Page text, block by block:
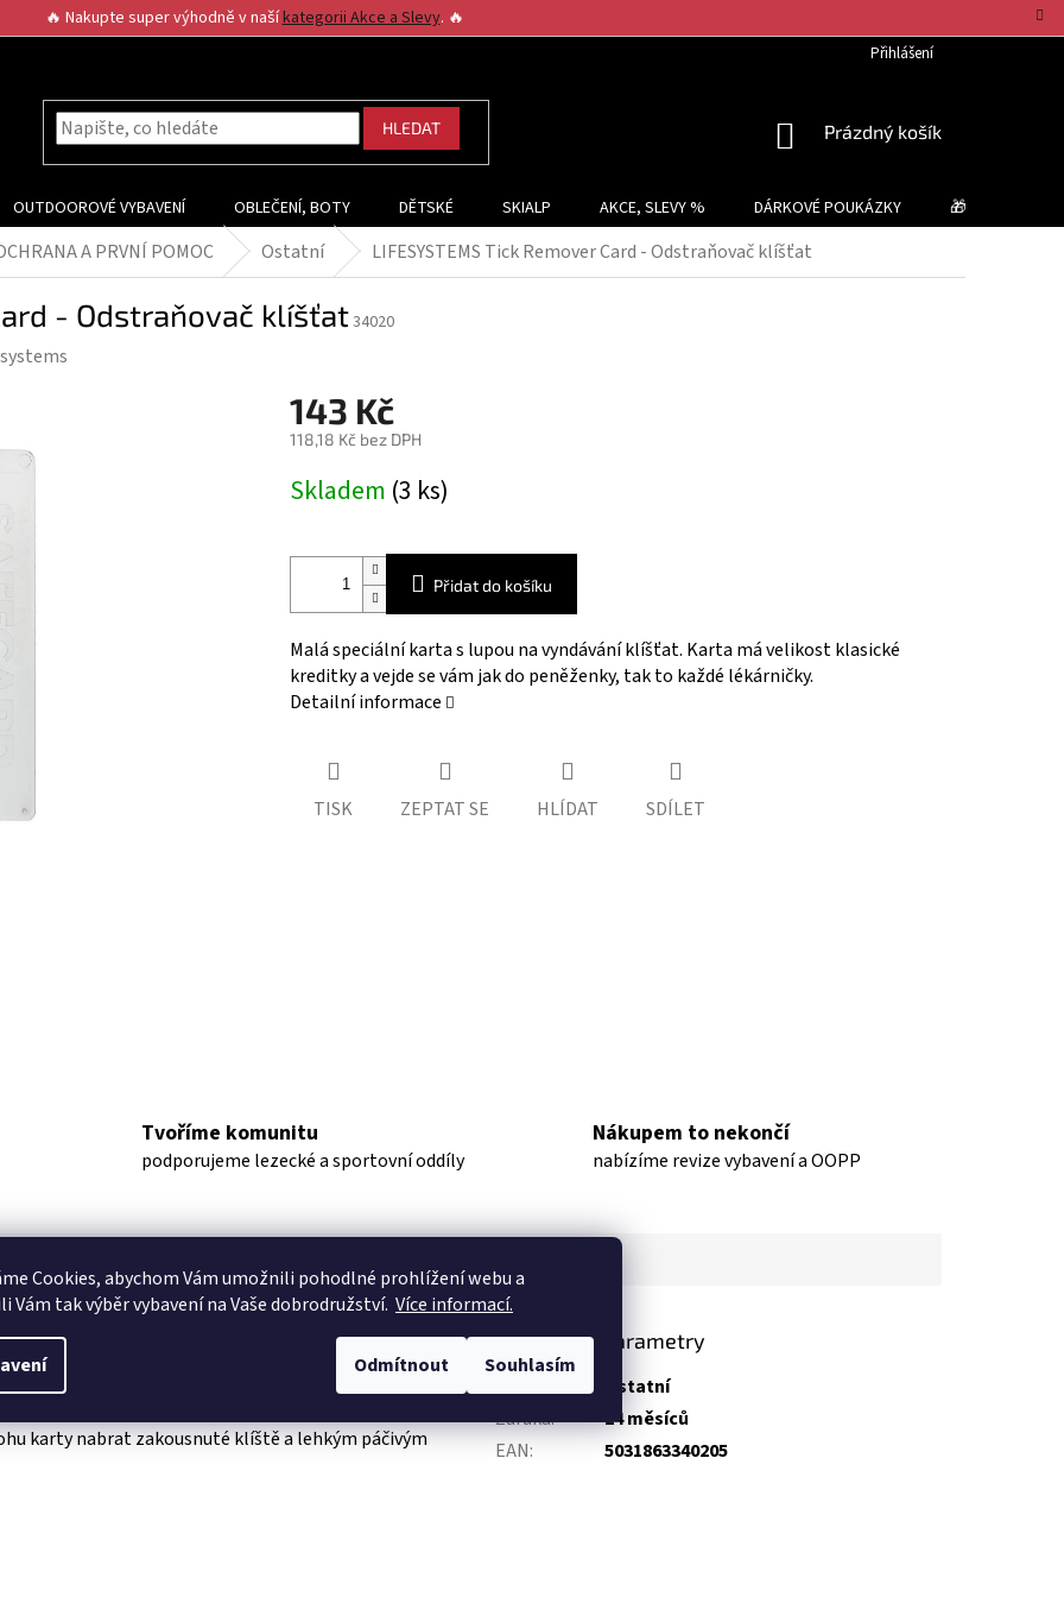
Cookies, abychom Vámumožnili pohodlné prohlížení webu a
Vám tak výběr vybavení na Vaše dobrodružství. Více informací.
Odmítnout Souhlasím
🔥 Nakupte super výhodně v našíkategorii Akce a Slevy. 🔥
Přihlášení
HLEDAT
NÁKUPNÍ
Prázdný košík
OUTDOOROVÉ VYBAVENÍ OBLEČENÍ, BOTY DĚTSKÉ SKIALP AKCE, SLEVY % DÁRKOVÉ POUKÁZKY 🎁 TIPY NA
A PRVNÍ POMOC Ostatní LIFESYSTEMS Tick Remover Card - Odstraňovač klíšťat
- Odstraňovač klíšťat34020
143 Kč
118,18 Kč bez DPH
cena:
Skladem (3 ks)
Přidat do košíku
Malá speciální karta s lupou na vyndávání klíšťat. Karta má velikost klasické
kreditky a vejde se vám jak do peněženky, tak to každé lékárničky.
Detailní informace
TISK ZEPTAT SE HLÍDAT SDÍLET
Tvoříme komunitu
podporujeme lezecké a sportovní oddíly
Nákupem to nekončí
nabízíme revize vybavení a OOPP
klíšťat. Karta má velikost klasické kreditky a vejde se
má krom lupy i ve dvou rozích drážky dvou velikostí - pro
karty nabrat zakousnuté klíště a lehkým páčivým
Doplňkové parametry
Ostatní
Záruka:
24 měsíců
EAN: 5031863340205